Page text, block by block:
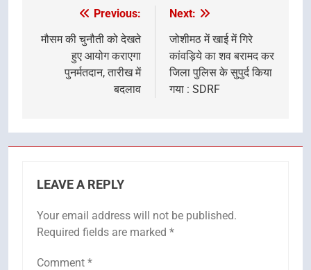
navigation
Previous:
मौसम की चुनौती को देखते
हुए आयोग कराएगा
पुनर्मतदान, तारीख में
बदलाव
Next:
जोशीमठ में खाई में गिरे
कांवड़िये का शव बरामद कर
जिला पुलिस के सुपुर्द किया
गया : SDRF
LEAVE A REPLY
Your email address will not be published.
Required fields are marked *
Comment *